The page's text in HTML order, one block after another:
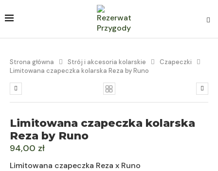
Strona główna Strój i akcesoria kolarskie
Czapeczki
Limitowana czapeczka kolarska Reza by Runo
Limitowana czapeczka kolarska
Reza by Runo
94,00 zł
Limitowana czapeczka Reza x Runo